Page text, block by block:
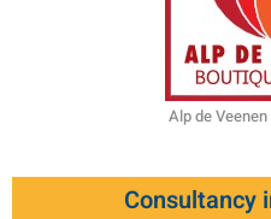
Alp de
Consultancy